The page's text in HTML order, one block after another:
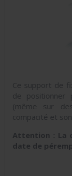
Ce support de
de positionner
(même sur
compacité et
Attention : La
date de